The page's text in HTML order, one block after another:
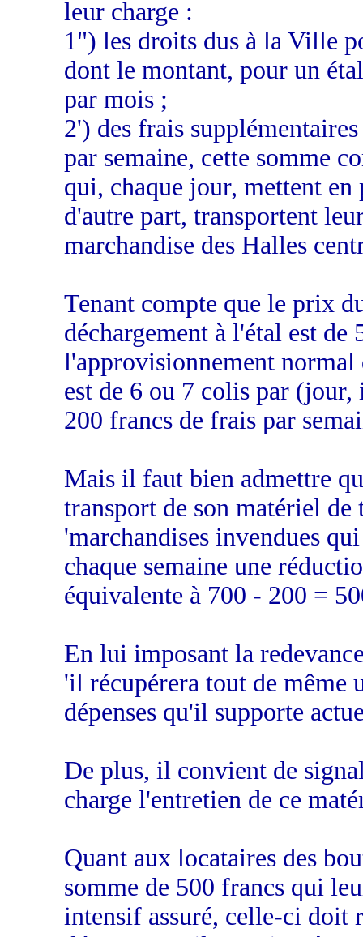
leur charge :
1") les droits dus à la Ville
dont le montant, pour un
par mois ;
2') des frais
par semaine, cette somme
qui, chaque jour, mettent
d'autre part, transportent
marchandise des Halles
Tenant compte que le prix
déchargement à l'étal est de
l'approvisionnement normal
est de 6 ou 7 colis par
200 francs de frais par
Mais il faut bien admettre
transport de son matériel de
'marchandises invendues
chaque semaine une
équivalente à 700 - 200 =
En lui imposant la
'il récupérera tout de même
dépenses qu'il supporte
De plus, il convient de
charge l'entretien de ce
Quant aux locataires des
somme de 500 francs qui
intensif assuré, celle-ci doit